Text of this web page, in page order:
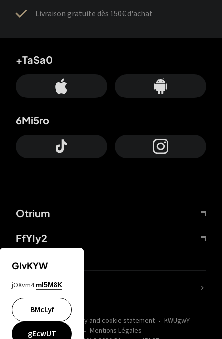
Livraison gratuite dès 150€ d'achat
Otrium
FfYIy2
+TaSa0
6Mi5ro
wZQPfd Privacy and cookie statement
KWUgwY
Mentions Légales
nLC6tu
GIvKYW
jOXvm4 mI5M8K
BMcLyf
gEcwUT